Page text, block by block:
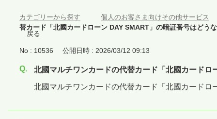
カテゴリーから探す
個人のお客さま向けその他サービス
替カード「北國カードローン DAY SMART」の暗証番号はどう
戻る
No : 10536 公開日時 : 2026/03/12 09:13
北國マルチワンカードの代替カード「北國カード
北國マルチワンカードの代替カード「北國カード